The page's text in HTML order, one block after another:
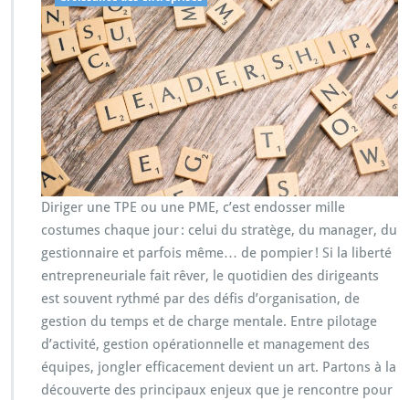
Diriger une TPE ou une PME, c’est endosser mille
costumes chaque jour : celui du stratège, du manager, du
gestionnaire et parfois même… de pompier ! Si la liberté
entrepreneuriale fait rêver, le quotidien des dirigeants
est souvent rythmé par des défis d’organisation, de
gestion du temps et de charge mentale. Entre pilotage
d’activité, gestion opérationnelle et management des
équipes, jongler efficacement devient un art. Partons à la
découverte des principaux enjeux que je rencontre pour